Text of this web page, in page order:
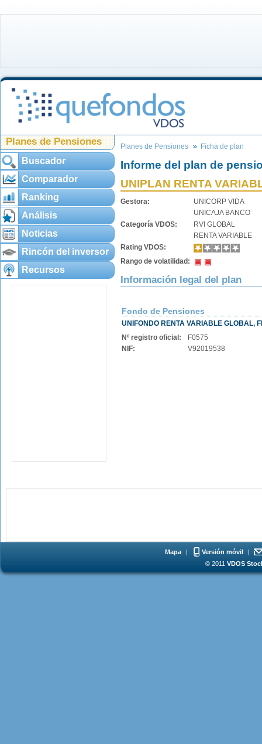
Planes de Pensiones
Buscador
Comparador
Ranking
Análisis
Noticias
Rincón del inversor
Recursos
Planes de Pensiones Ficha de plan
Informe del plan de
UNIPLAN RENTA
Gestora:
UNICORP VIDA
UNICAJA BANCO
Categoría VDOS:
RVI GLOBAL
RENTA VARIABLE
Rating VDOS:
Rango de volatilidad:
Información legal del plan
Fondo de Pensiones
UNIFONDO RENTA VARIABLE GLOBAL,
Nº registro oficial:
F0575
NIF:
V92019538
Mapa | Versión móvil
|
© 2011 VDOS